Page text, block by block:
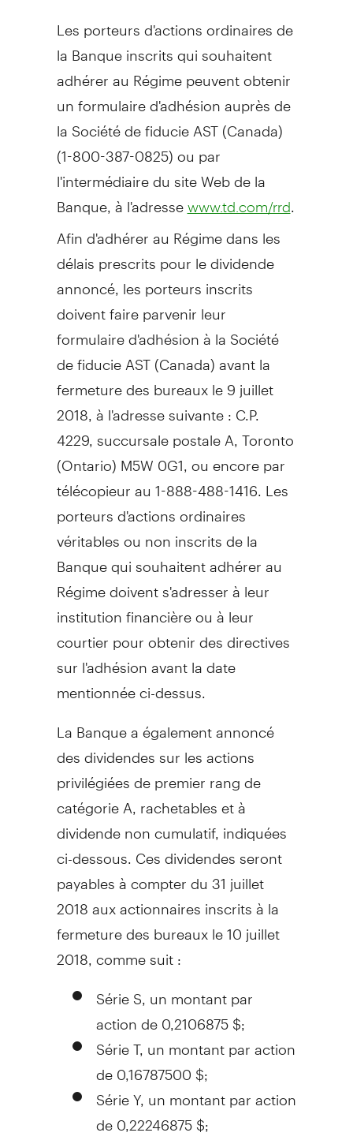
Les porteurs d'actions ordinaires de
la Banque inscrits qui souhaitent
adhérer au Régime peuvent obtenir
un formulaire d'adhésion auprès de
la Société de fiducie AST (Canada)
(1-800-387-0825) ou par
l'intermédiaire du site Web de la
Banque, à l'adresse www.td.com/rrd
Afin d'adhérer au Régime dans les
délais prescrits pour le dividende
annoncé, les porteurs inscrits
doivent faire parvenir leur
formulaire d'adhésion à la Société
de fiducie AST (Canada) avant la
fermeture des bureaux le 9 juillet
2018, à l'adresse suivante : C.P.
4229, succursale postale A, Toronto
(Ontario) M5W 0G1, ou encore par
télécopieur au 1-888-488-1416. Les
porteurs d'actions ordinaires
véritables ou non inscrits de la
Banque qui souhaitent adhérer au
Régime doivent s'adresser à leur
institution financière ou à leur
courtier pour obtenir des directives
sur l'adhésion avant la date
mentionnée ci-dessus.
La Banque a également annoncé
des dividendes sur les actions
privilégiées de premier rang de
catégorie A, rachetables et à
dividende non cumulatif, indiquées
ci-dessous. Ces dividendes seront
payables à compter du 31 juillet
2018 aux actionnaires inscrits à la
fermeture des bureaux le 10 juillet
2018, comme suit :
Série S, un montant par
action de 0,2106875 $;
Série T, un montant par action
de 0,16787500 $;
Série Y, un montant par action
de 0,22246875 $;